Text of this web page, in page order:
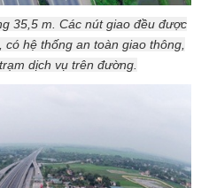
35,5 m. Các nút giao đều được
hệ thống an toàn giao thông,
dịch vụ trên đường.